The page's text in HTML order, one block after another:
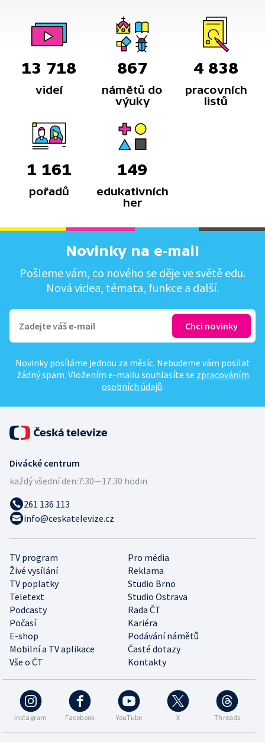
13 718
videí
867
námětů do
výuky
4 838
pracovních
listů
1 161
pořadů
149
edukativních
her
Novinky na e-mail
Pošleme vám, co nového se děje ve světě edu.
Nová videa, témata, funkce a další.
Novinky posíláme jednou za měsíc. Nebudeme vám posílat
žádný spam. Vložením e-mailu souhlasíte se zpracováním
osobních údajů.